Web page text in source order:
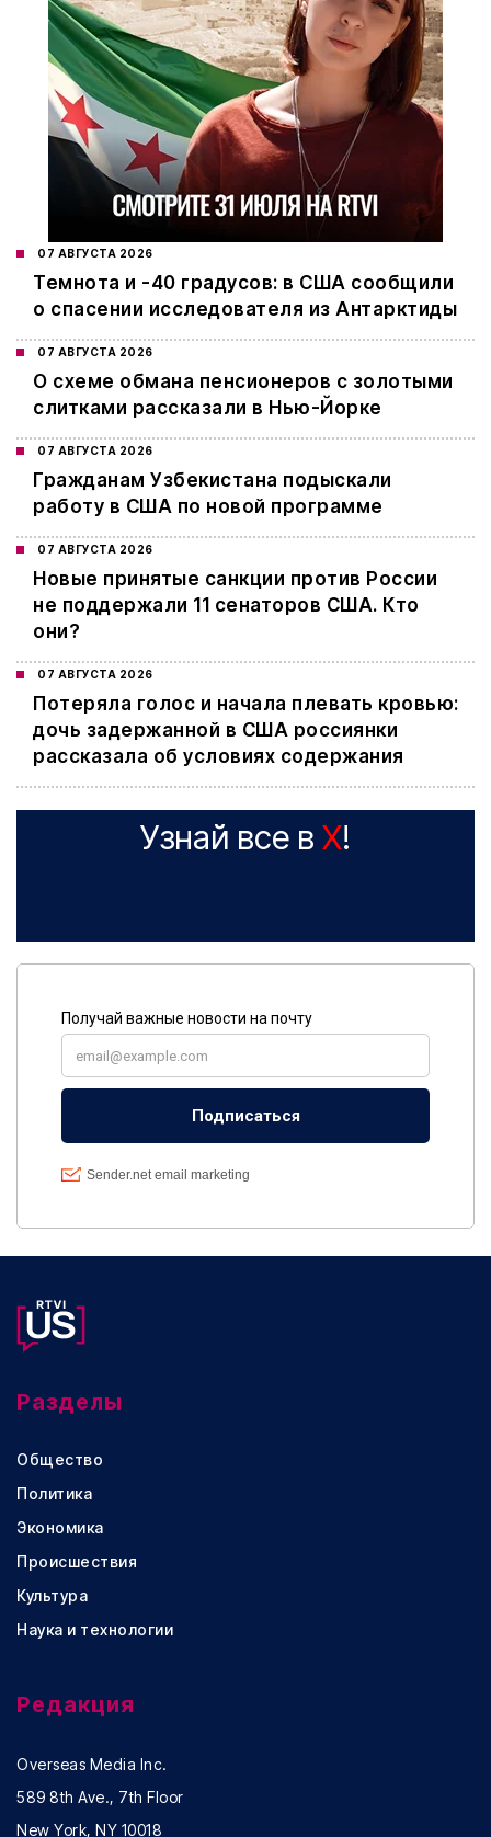
07 АВГУСТА 2026
Темнота и -40 градусов: в США сообщили
о спасении исследователя из Антарктиды
07 АВГУСТА 2026
О схеме обмана пенсионеров с золотыми
слитками рассказали в Нью-Йорке
07 АВГУСТА 2026
Гражданам Узбекистана подыскали
работу в США по новой программе
07 АВГУСТА 2026
Новые принятые санкции против России
не поддержали 11 сенаторов США. Кто
они?
07 АВГУСТА 2026
Потеряла голос и начала плевать кровью:
дочь задержанной в США россиянки
рассказала об условиях содержания
Узнай все в X!
Разделы
Общество
Политика
Экономика
Происшествия
Культура
Наука и технологии
Редакция
Overseas Media Inc.
589 8th Ave., 7th Floor
New York, NY 10018